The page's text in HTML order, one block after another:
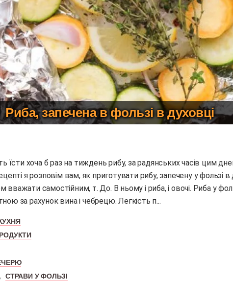
Риба, запечена в фользі в духовці
я розповім вам, як приготувати рибу, запечену у фользі в
самостійним, т. До. В ньому і риба, і овочі. Риба у
за рахунок вина і чебрецю. Легкість п...
, СТРАВИ У ФОЛЬЗІ